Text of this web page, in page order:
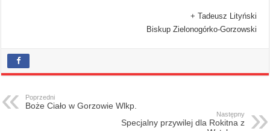
+ Tadeusz Lityński
Biskup Zielonogórko-Gorzowski
Poprzedni
Boże Ciało w Gorzowie Wlkp.
Następny
Specjalny przywilej dla Rokitna z